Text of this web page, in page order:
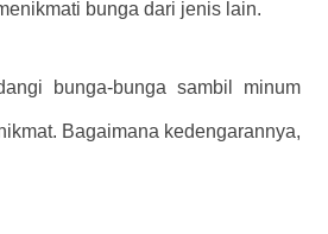
bunga dari jenis lain.
bunga-bunga sambil minum
Bagaimana kedengarannya,